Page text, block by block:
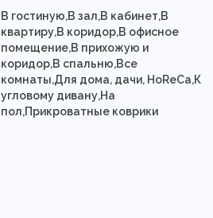
В гостиную,В зал,В кабинет,В
квартиру,В коридор,В офисное
помещение,В прихожую и
коридор,В спальню,Все
комнаты,Для дома, дачи, HoReCa,К
угловому дивану,На
пол,Прикроватные коврики